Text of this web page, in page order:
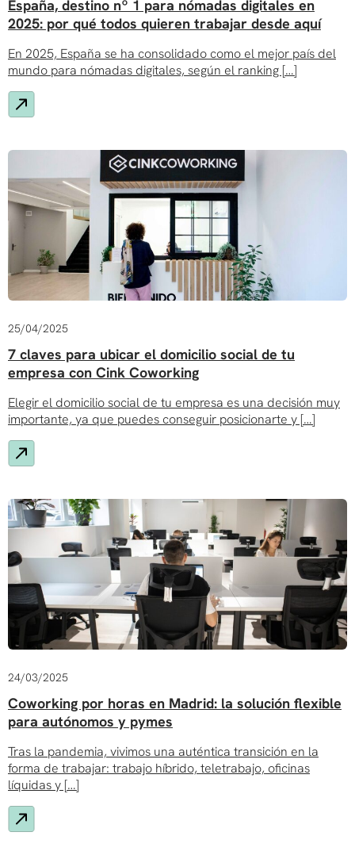
España, destino nº 1 para nómadas digitales en
2025: por qué todos quieren trabajar desde aquí
En 2025, España se ha consolidado como el mejor país del
mundo para nómadas digitales, según el ranking […]
25/04/2025
7 claves para ubicar el domicilio social de tu
empresa con Cink Coworking
Elegir el domicilio social de tu empresa es una decisión muy
importante, ya que puedes conseguir posicionarte y […]
24/03/2025
Coworking por horas en Madrid: la solución flexible
para autónomos y pymes
Tras la pandemia, vivimos una auténtica transición en la
forma de trabajar: trabajo híbrido, teletrabajo, oficinas
líquidas y […]